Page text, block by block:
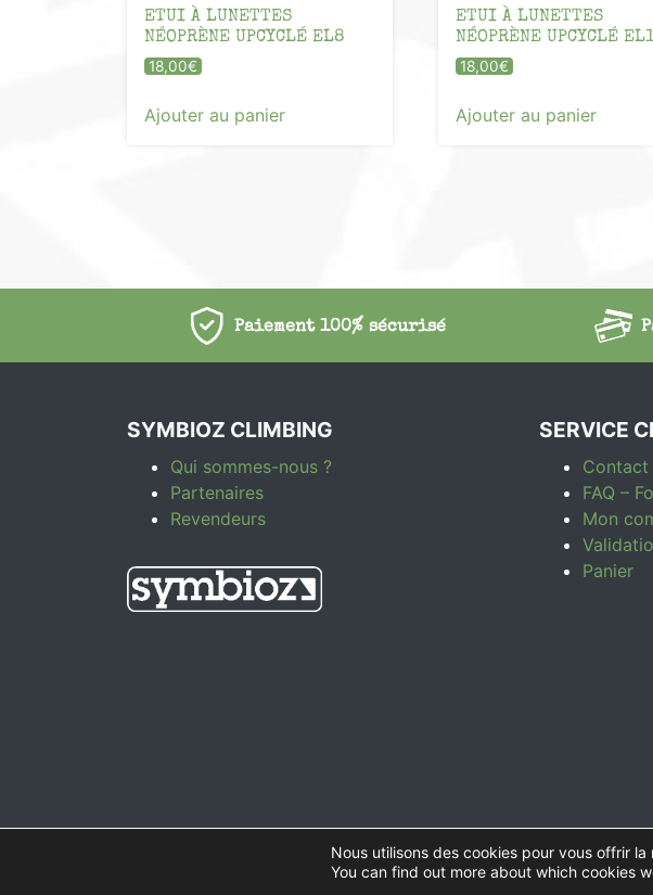
ETUI À LUNETTES
NÉOPRÈNE UPCYCLÉ EL8
18,00€
Ajouter au panier
ETUI À LUNETTES
NÉOPRÈNE UPCYCLÉ
18,00€
Ajouter au panier
Paiement 100% sécurisé
SYMBIOZ CLIMBING
Qui sommes-nous ?
Partenaires
Revendeurs
SERVICE
Contact
FAQ –
Mon
Panier
Symbioz Climbing | Accessoires d'escalade éco-
Nous utilisons des cookies pour vous offrir
You can find out more about which cookies